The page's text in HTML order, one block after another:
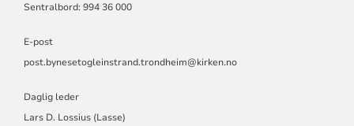
Sentralbord: 994 36 000
E-post
post.bynesetogleinstrand.trondheim@kirken.no
Daglig leder
Lars D. Lossius (Lasse)